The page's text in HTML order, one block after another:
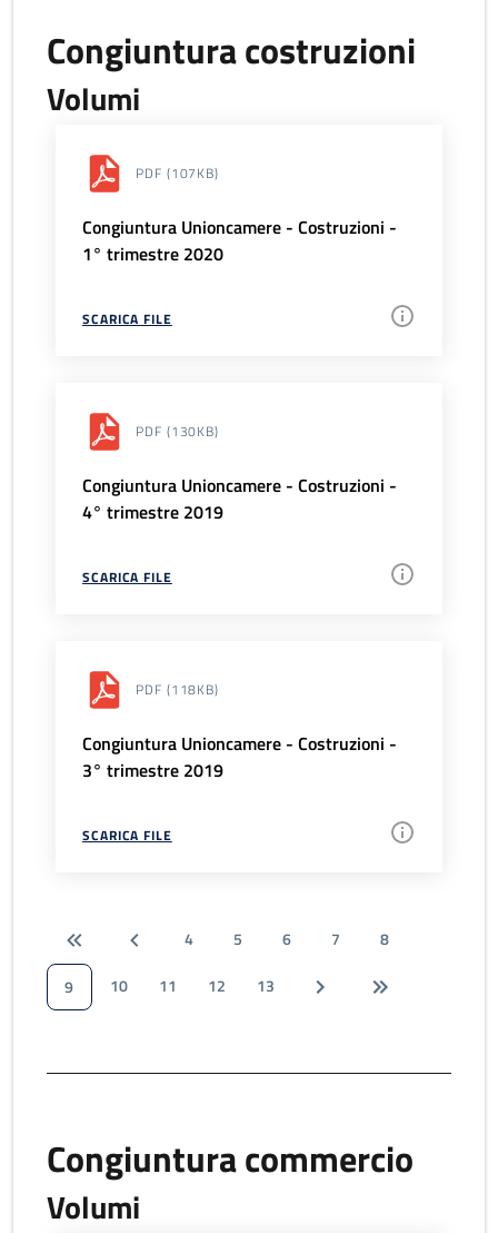
Congiuntura costruzioni
Volumi
PDF (107KB)
Congiuntura Unioncamere - Costruzioni -
1° trimestre 2020
SCARICA FILE
PDF (130KB)
Congiuntura Unioncamere - Costruzioni -
4° trimestre 2019
SCARICA FILE
PDF (118KB)
Congiuntura Unioncamere - Costruzioni -
3° trimestre 2019
SCARICA FILE
4 5 6 7
8
9
10 11 12 13
Congiuntura commercio
Volumi